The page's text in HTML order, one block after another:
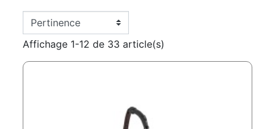
Affichage 1-12 de 33 article(s)